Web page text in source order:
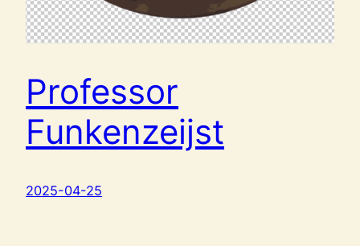
Professor
Funkenzeijst
2025-04-25